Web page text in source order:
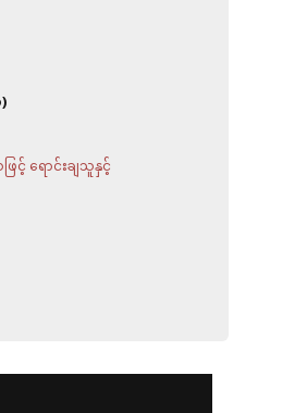
ရောင်းချသူနှင့်